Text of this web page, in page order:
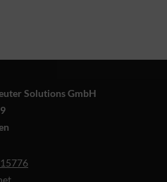
Solutions GmbH